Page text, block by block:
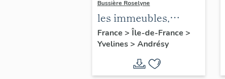
Bussière Roselyne
les immeubles,
maisons et fermes
du canton d'Andrésy
France > Île-de-France >
Yvelines> Andrésy